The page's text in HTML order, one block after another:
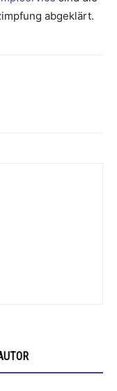
abgeklärt.